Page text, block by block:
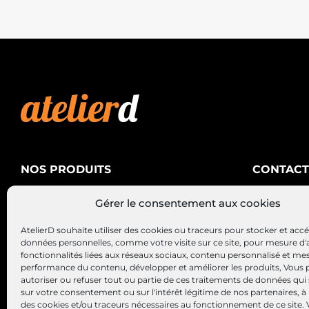
Gérer le consentement aux cookies
AtelierD souhaite utiliser des cookies ou traceurs pour stocker et
données personnelles, comme votre visite sur ce site, pour mesure
fonctionnalités liées aux réseaux sociaux, contenu personnalisé et
performance du contenu, développer et améliorer les produits, Vous
autoriser ou refuser tout ou partie de ces traitements de données qui
sur votre consentement ou sur l'intérêt légitime de nos partenaires, à
des cookies et/ou traceurs nécessaires au fonctionnement de ce site.
NOS PRODUITS
Alternateurs – Démarreurs
CONTACT
AtelierD
88200
03 29 22 34